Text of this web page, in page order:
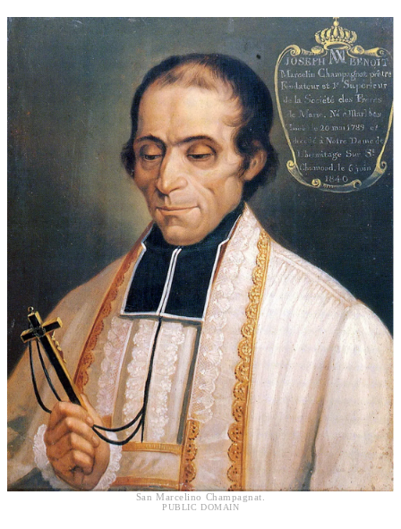
San Marcelino Champagnat.
PUBLIC DOMAIN